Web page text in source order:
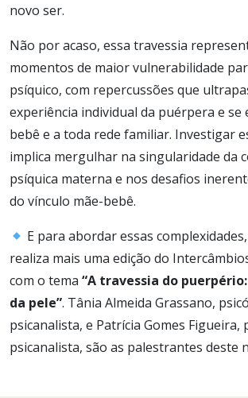
novo ser.
Não por acaso, essa travessia
momentos de maior vulnerabilidade
psíquico, com repercussões que
experiência individual da puérpera e se
bebê e a toda rede familiar. Investigar
implica mergulhar na singularidade da
psíquica materna e nos desafios
do vínculo mãe-bebê.
E para abordar essas complexidades,
realiza mais uma edição do
com o tema “A travessia do
da pele”. Tânia Almeida Grassano,
psicanalista, e Patrícia Gomes Figueira,
psicanalista, são as palestrantes deste